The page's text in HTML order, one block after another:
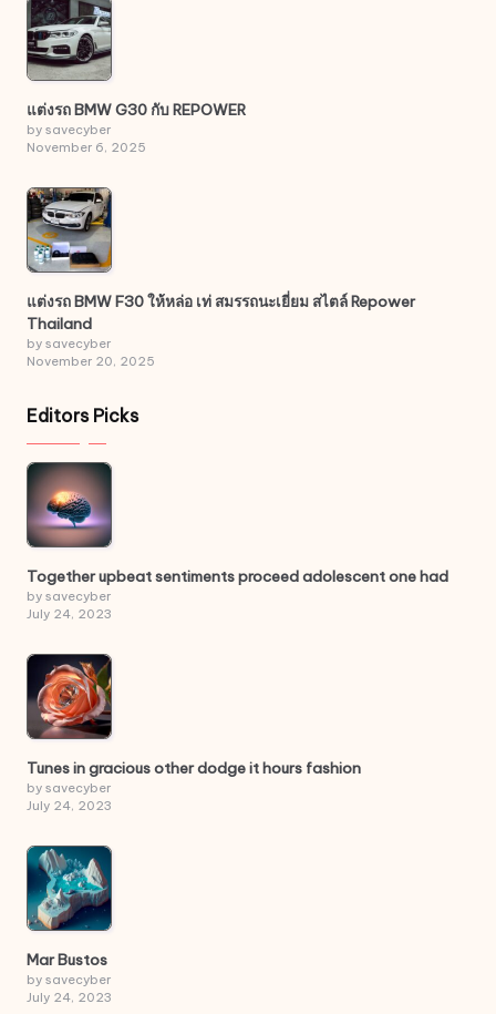
แต่งรถ BMW G30 กับ REPOWER
by savecyber
November 6, 2025
แต่งรถ BMW F30 ให้หล่อ เท่ สมรรถนะเยี่ยม สไตล์ Repower
Thailand
by savecyber
November 20, 2025
Editors Picks
Together upbeat sentiments proceed adolescent one had
by savecyber
July 24, 2023
Tunes in gracious other dodge it hours fashion
by savecyber
July 24, 2023
Mar Bustos
by savecyber
July 24, 2023